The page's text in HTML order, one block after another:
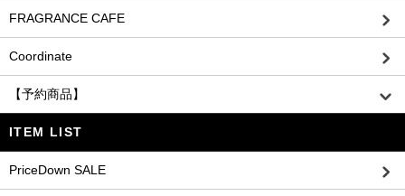
FRAGRANCE CAFE
Coordinate
【予約商品】
ITEM LIST
PriceDown SALE